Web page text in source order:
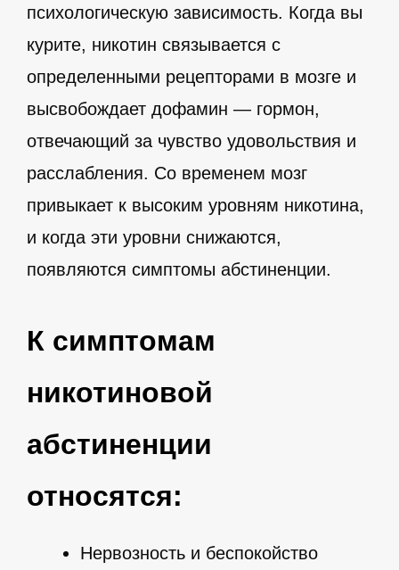
психологическую зависимость. Когда вы
курите, никотин связывается с
определенными рецепторами в мозге и
высвобождает дофамин — гормон,
отвечающий за чувство удовольствия и
расслабления. Со временем мозг
привыкает к высоким уровням никотина,
и когда эти уровни снижаются,
появляются симптомы абстиненции.
К симптомам
никотиновой
абстиненции
относятся:
Нервозность и беспокойство